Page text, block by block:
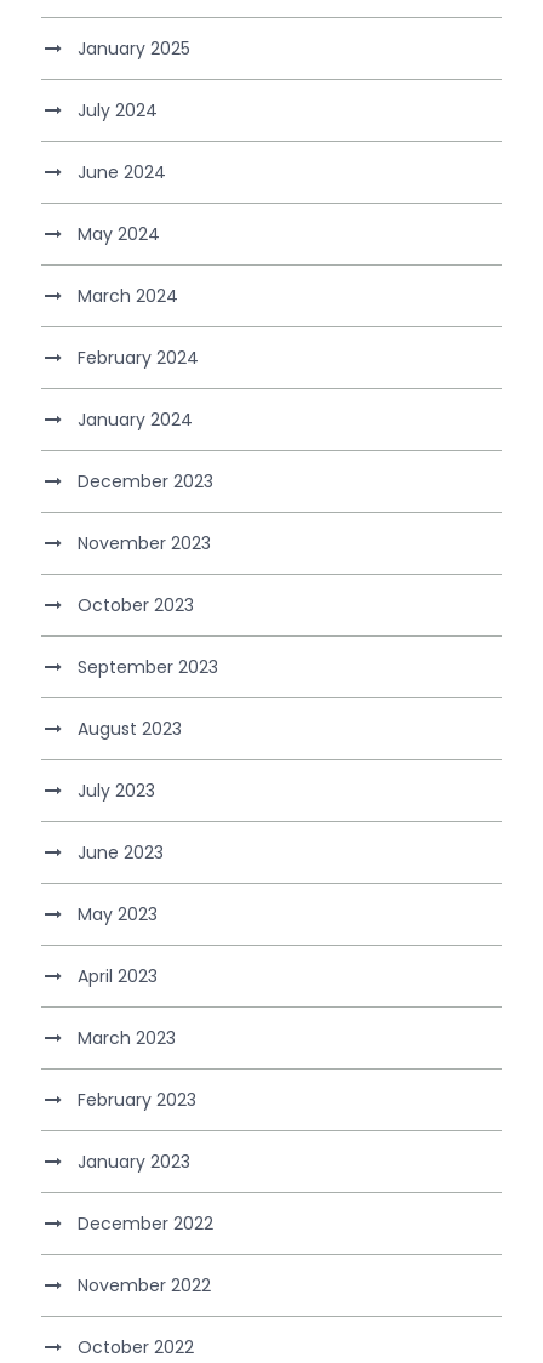
January 2025
July 2024
June 2024
May 2024
March 2024
February 2024
January 2024
December 2023
November 2023
October 2023
September 2023
August 2023
July 2023
June 2023
May 2023
April 2023
March 2023
February 2023
January 2023
December 2022
November 2022
October 2022